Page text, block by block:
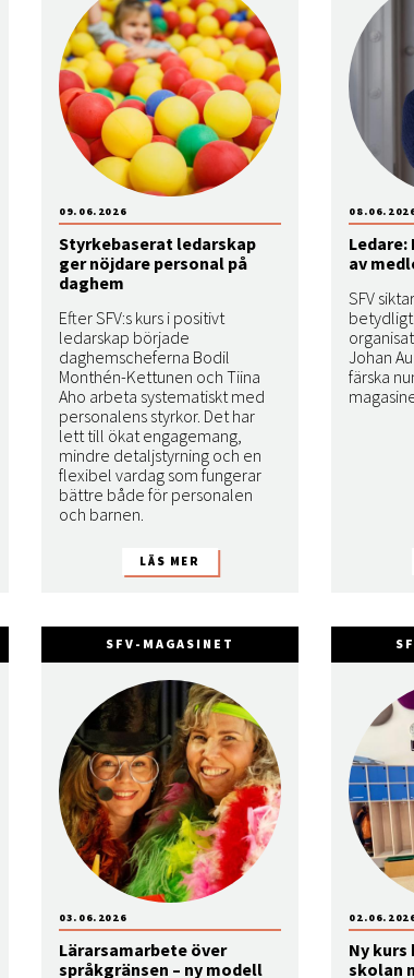
Styrkebaserat ledarskap
ger nöjdare personal på
daghem
Efter SFV:s kurs i positivt
ledarskap började
daghemscheferna Bodil
Monthén-Kettunen och Tiina
Aho arbeta systematiskt med
personalens styrkor. Det har
lett till ökat engagemang,
mindre detaljstyrning och en
flexibel vardag som fungerar
bättre både för personalen
och barnen.
09.06.2026
Ledare:
av
SFV
Johan
färska
SFV-MAGASINET
Lärarsamarbete över
språkgränsen – ny modell
03.06.2026
Ny
skolan